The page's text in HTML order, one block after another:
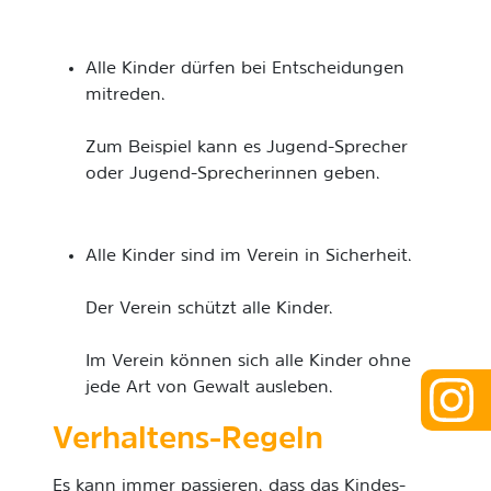
Alle Kinder dürfen bei Entscheidungen
mitreden.
Zum Beispiel kann es Jugend-Sprecher
oder Jugend-Sprecherinnen geben.
Alle Kinder sind im Verein in Sicherheit.
Der Verein schützt alle Kinder.
Im Verein können sich alle Kinder ohne
jede Art von Gewalt ausleben.
Verhaltens-Regeln
Es kann immer passieren, dass das Kindes-